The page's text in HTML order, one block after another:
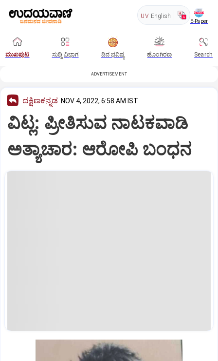
UV English
E-Paper
ಮುಖಪುಟ ಸುದ್ದಿ ವಿಭಾಗ ದಿನ ಭವಿಷ್ಯ ಹೊಂಗಿರಣ Search
ADVERTISEMENT
ದಕ್ಷಿಣಕನ್ನಡ NOV 4, 2022, 6:58 AM IST
ವಿಟ್ಲ: ಪ್ರೀತಿಸುವ ನಾಟಕವಾಡಿ
ಅತ್ಯಾಚಾರ: ಆರೋಪಿ ಬಂಧನ